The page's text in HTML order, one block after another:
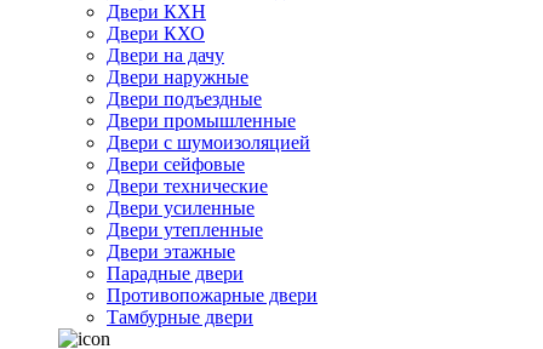
Двери КХН
Двери КХО
Двери на дачу
Двери наружные
Двери подъездные
Двери промышленные
Двери с шумоизоляцией
Двери сейфовые
Двери технические
Двери усиленные
Двери утепленные
Двери этажные
Парадные двери
Противопожарные двери
Тамбурные двери